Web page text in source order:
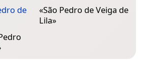
de
«São Pedro de Veiga de
Lila»